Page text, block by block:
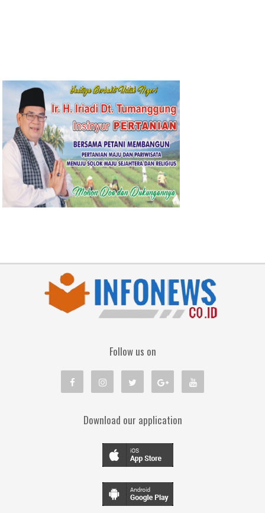
Follow us on
Download our application